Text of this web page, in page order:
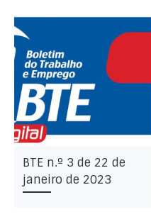
BTE n.º 3 de 22 de
janeiro de 2023